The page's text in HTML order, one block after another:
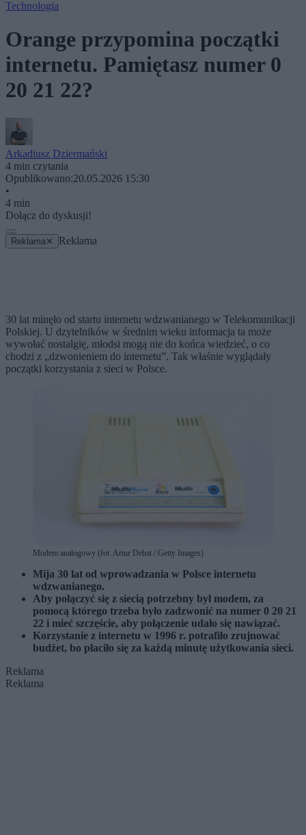
Technologia
Orange przypomina początki
internetu. Pamiętasz numer 0
20 21 22?
Arkadiusz Dziermański
4 min czytania
Opublikowano:20.05.2026 15:30
•
4 min
Dołącz do dyskusji!
Reklama ✕ Reklama
30 lat minęło od startu internetu wdzwanianego w Telekomunikacji
Polskiej. U dzytelników w średnim wieku informacja ta może
wywołać nostalgię, młodsi mogą nie do końca wiedzieć, o co
chodzi z „dzwonieniem do internetu”. Tak właśnie wyglądały
początki korzystania z sieci w Polsce.
Modem analogowy (fot. Artur Debat / Getty Images)
Mija 30 lat od wprowadzania w Polsce internetu
wdzwanianego.
Aby połączyć się z siecią potrzebny był modem, za
pomocą którego trzeba było zadzwonić na numer 0 20 21
22 i mieć szczęście, aby połączenie udało się nawiązać.
Korzystanie z internetu w 1996 r. potrafiło zrujnować
budżet, bo płaciło się za każdą minutę użytkowania sieci.
Reklama
Reklama